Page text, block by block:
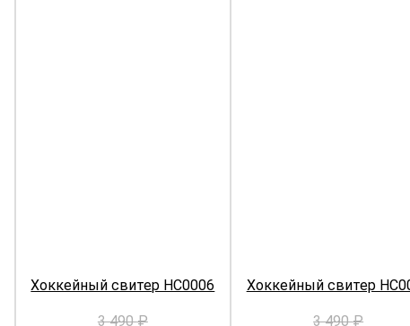
Хоккейный свитер HC0006
3 490₽
Хоккейный свитер
3 490₽